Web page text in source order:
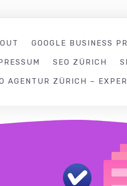
GOOGLE BUSINESS
SEO ZÜRICH
AGENTUR ZÜRICH –